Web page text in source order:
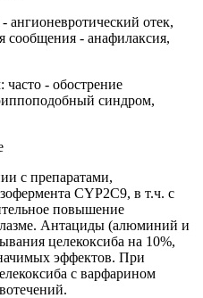
ангионевротический отек,
сообщения - анафилаксия,
- обострение
синдром,
с препаратами,
CYP2C9, в т.ч. с
повышение
Антациды (алюминий и
целекоксиба на 10%,
эффектов. При
с варфарином